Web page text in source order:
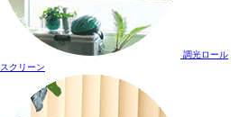
調光ロール
スクリーン